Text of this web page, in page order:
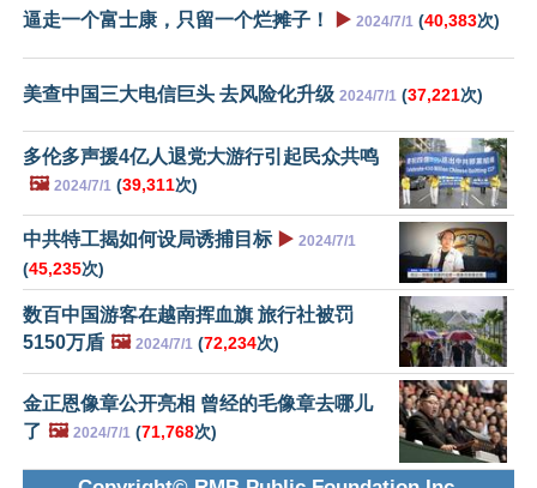
逼走一个富士康，只留一个烂摊子！ ▶️ 2024/7/1 (40,383次)
美查中国三大电信巨头 去风险化升级 2024/7/1 (37,221次)
多伦多声援4亿人退党大游行引起民众共鸣
🖼️ 2024/7/1 (39,311次)
中共特工揭如何设局诱捕目标 ▶️ 2024/7/1
(45,235次)
数百中国游客在越南挥血旗 旅行社被罚
5150万盾 🖼️ 2024/7/1 (72,234次)
金正恩像章公开亮相 曾经的毛像章去哪儿
了 🖼️ 2024/7/1 (71,768次)